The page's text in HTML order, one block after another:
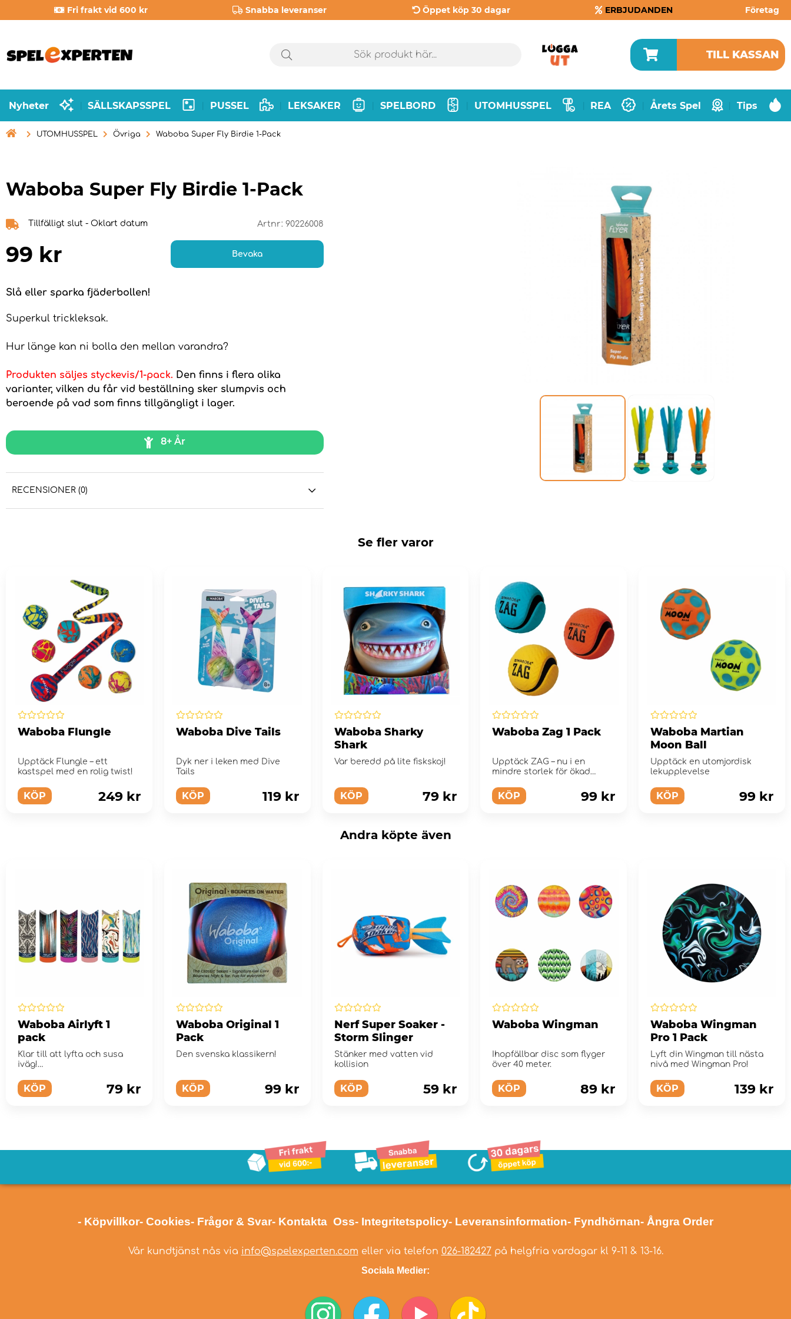
Fri frakt vid 600 kr Snabba leveranser Öppet köp 30 dagar ERBJUDANDEN Företag
TILL KASSAN
Nyheter SÄLLSKAPSSPEL PUSSEL LEKSAKER SPELBORD UTOMHUSSPEL REA Årets Spel Tips
 UTOMHUSSPEL Övriga Waboba Super Fly Birdie 1-Pack
Waboba Super Fly Birdie 1-Pack
Tillfälligt slut - Oklart datum Artnr: 90226008
99 kr Bevaka
Slå eller sparka fjäderbollen!
Superkul trickleksak.
Hur länge kan ni bolla den mellan varandra?
Produkten säljes styckevis/1-pack. Den finns i flera olika
varianter, vilken du får vid beställning sker slumpvis och
beroende på vad som finns tillgängligt i lager.
8+ År
RECENSIONER (0)
Se fler varor
Waboba Flungle
Upptäck Flungle – ett
kastspel med en rolig twist!
KÖP 249 kr
Waboba Dive Tails
Dyk ner i leken med Dive
Tails
KÖP 119 kr
Waboba Sharky
Shark
Var beredd på lite fiskskoj!
KÖP 79 kr
Waboba Zag 1 Pack
Upptäck ZAG – nu i en
mindre storlek för ökad
KÖP 99 kr
Waboba Martian
Moon Ball
Upptäck en utomjordisk
lekupplevelse
KÖP 99 kr
Andra köpte även
Waboba Airlyft 1
pack
Klar till att lyfta och susa
iväg!
KÖP 79 kr
Waboba Original 1
Pack
Den svenska klassikern!
KÖP 99 kr
Nerf Super Soaker -
Storm Slinger
Stänker med vatten vid
kollision
KÖP 59 kr
Waboba Wingman
Ihopfällbar disc som flyger
över 40 meter.
KÖP 89 kr
Waboba Wingman
Pro 1 Pack
Lyft din Wingman till nästa
nivå med Wingman Pro!
KÖP 139 kr
- Köpvillkor- Cookies- Frågor & Svar- Kontakta Oss- Integritetspolicy- Leveransinformation- Fyndhörnan- Ångra Order
Vår kundtjänst nås via info@spelexperten.com eller via telefon 026-182427på helgfria vardagar kl 9-11 & 13-16.
Sociala Medier: